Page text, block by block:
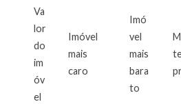
Va
lor
do
im
óv
el
Imóvel
mais
caro
Imó
vel
mais
bara
to